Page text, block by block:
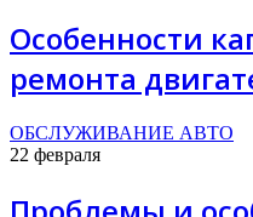
Особенности
ремонта
ОБСЛУЖИВАНИЕ АВТО
22 февраля